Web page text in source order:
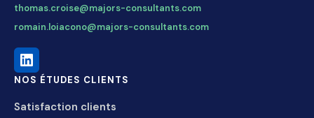
thomas.croise@majors-consultants.com
romain.loiacono@majors-consultants.com
NOS ÉTUDES CLIENTS
Satisfaction clients